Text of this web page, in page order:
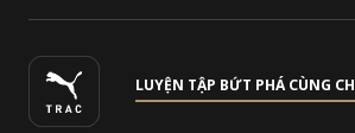
LUYỆN TẬP BỨT PHÁ CÙNG